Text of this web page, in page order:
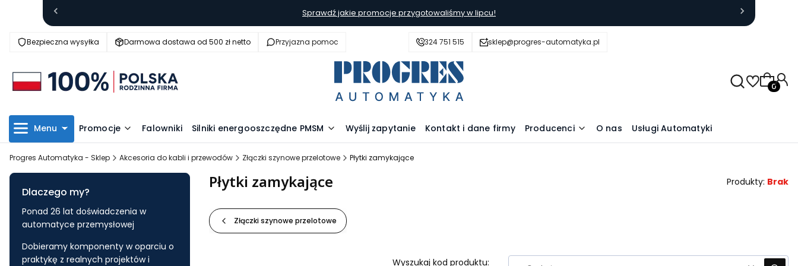
Sprawdź jakie promocje przygotowaliśmy w lipcu!
Bezpieczna wysyłka Darmowa dostawa od 500 zł netto Przyjazna pomoc 324 751 515 sklep@progres-automatyka.pl
Menu Promocje Falowniki Silniki energooszczędne PMSM Wyślij zapytanie Kontakt i dane firmy Producenci O nas Usługi Automatyki
Progres Automatyka - Sklep Akcesoria do kabli i przewodów Złączki szynowe przelotowe Płytki zamykające
Dlaczego my?
Ponad 26 lat doświadczenia w
automatyce przemysłowej
Dobieramy komponenty w oparciu o
praktykę z realnych projektów i
Płytki zamykające Produkty: Brak
Złączki szynowe przelotowe
Wyszukaj kod produktu: